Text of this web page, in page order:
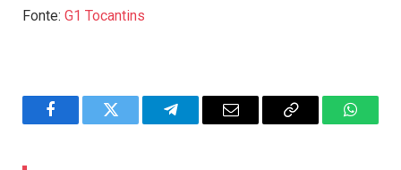
Fonte: G1 Tocantins
FacebookTwitter TelegramEmail
Copy